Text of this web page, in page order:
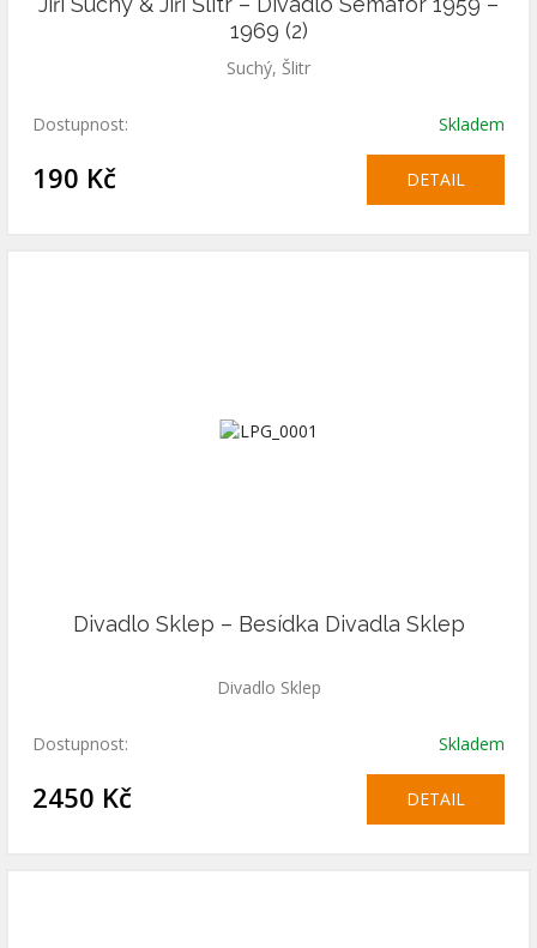
1969 (2)
Suchý, Šlitr
Dostupnost: Skladem
190 Kč DETAIL
Divadlo Sklep – Besídka Divadla Sklep
Divadlo Sklep
Dostupnost: Skladem
2450 Kč DETAIL